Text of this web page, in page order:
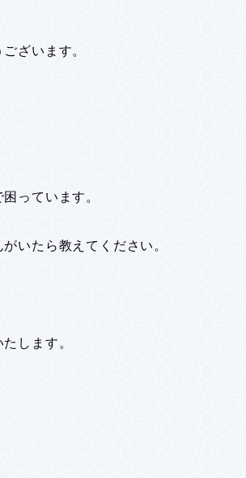
ざいます。
っています。
いたら教えてください。
します。